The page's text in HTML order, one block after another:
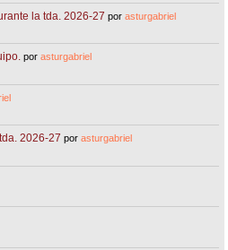
la tda. 2026-27 porasturgabriel
porasturgabriel
2026-27 porasturgabriel